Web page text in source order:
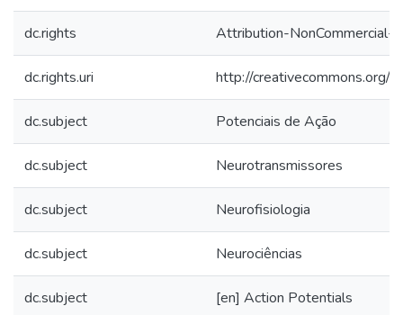
dc.rights Attribution-NonCommercial-
dc.rights.uri http://creativecommons.org/
dc.subject Potenciais de Ação
dc.subject Neurotransmissores
dc.subject Neurofisiologia
dc.subject Neurociências
dc.subject [en] Action Potentials